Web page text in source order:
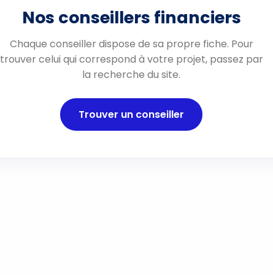
Nos conseillers financiers
Chaque conseiller dispose de sa propre fiche. Pour
trouver celui qui correspond à votre projet, passez par
la recherche du site.
Trouver un conseiller